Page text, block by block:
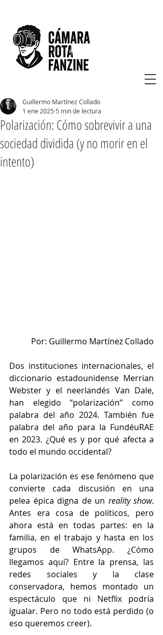
Polarización: Cómo sobrevivir a una
sociedad dividida (y no morir en el
intento)
Guillermo Martínez Collado
1 ene 2025 5 min de lectura
Por: Guillermo Martínez Collado
Dos instituciones internacionales, el
diccionario estadounidense Merrian
Webster y el neerlandés Van Dale,
han elegido “polarización” como
palabra del año 2024. También fue
palabra del año para la FundéuRAE
en 2023. ¿Qué es y por qué afecta a
todo el mundo occidental?
La polarización es ese fenómeno que
convierte cada discusión en una
pelea épica digna de un reality show.
Antes era cosa de políticos, pero
ahora está en todas partes: en la
familia, en el trabajo y hasta en los
grupos de WhatsApp. ¿Cómo
llegamos aquí? Entre la prensa, las
redes sociales y la clase
conservadora, hemos montado un
espectáculo que ni Netflix podría
igualar. Pero no todo está perdido (o
eso queremos creer).